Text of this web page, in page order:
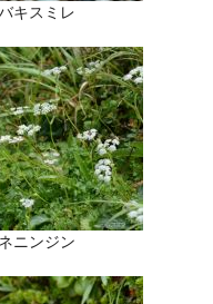
キスミレ
ニンジン